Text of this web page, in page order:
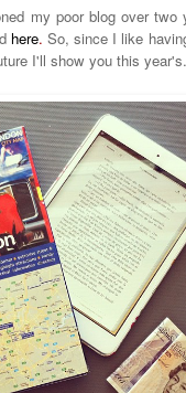
my poor blog over
here. So, since I like
I'll show you this year's.